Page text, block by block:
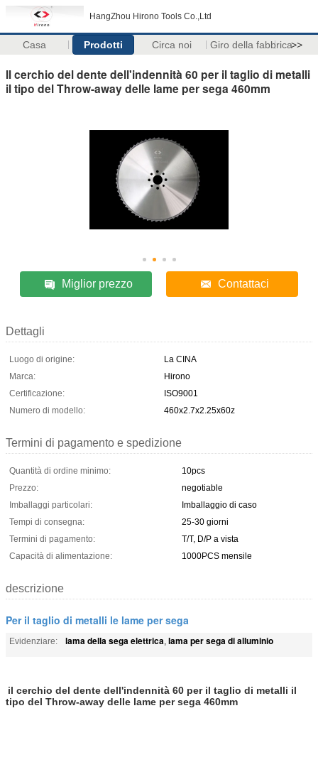
HangZhou Hirono Tools Co.,Ltd
Casa Prodotti Circa noi Giro della fabbrica>>
Il cerchio del dente dell'indennità 60 per il taglio di metalli
il tipo del Throw-away delle lame per sega 460mm
Miglior prezzo Contattaci
Dettagli
Luogo di origine:
La CINA
Marca:
Hirono
Certificazione:
ISO9001
Numero di modello:
460x2.7x2.25x60z
Termini di pagamento e spedizione
Quantità di ordine minimo:
10pcs
Prezzo:
negotiable
Imballaggi particolari:
Imballaggio di caso
Tempi di consegna:
25-30 giorni
Termini di pagamento:
T/T, D/P a vista
Capacità di alimentazione:
1000PCS mensile
descrizione
Per il taglio di metalli le lame per sega
Evidenziare: lama della sega elettrica, lama per sega di alluminio
il cerchio del dente dell'indennità 60 per il taglio di metalli il
tipo del Throw-away delle lame per sega 460mm